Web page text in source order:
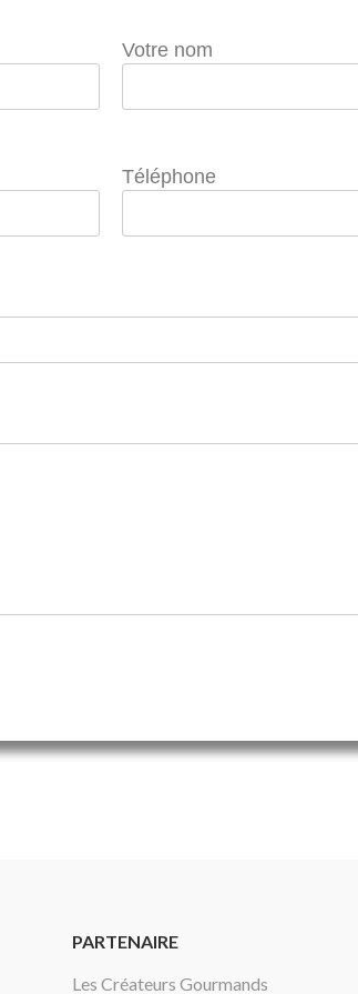
Votre nom
Téléphone
PARTENAIRE
Les Créateurs Gourmands